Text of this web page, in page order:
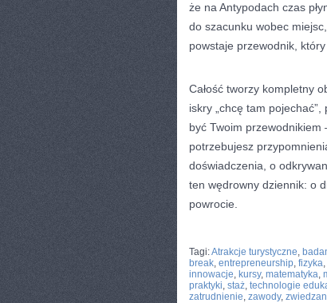
że na Antypodach czas
do szacunku wobec
powstaje przewodnik,
Całość tworzy kompletny
iskry „chcę tam
być Twoim
potrzebujesz
doświadczenia, o
ten wędrowny dziennik: o
powrocie.
Tagi:Atrakcje turystyczne,
break, entrepreneurship, fizyka,
innowacje, kursy, matematyka,
praktyki, staż, technologie
zatrudnienie, zawody,